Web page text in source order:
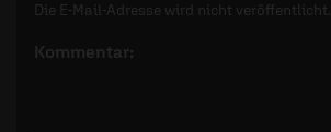
Die E-Mail-Adresse wird nicht veröffentlicht.
Kommentar: